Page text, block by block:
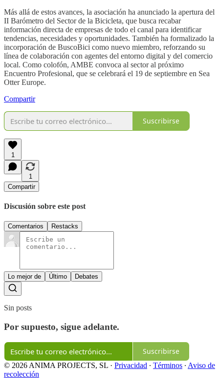
Más allá de estos avances, la asociación ha anunciado la apertura del
II Barómetro del Sector de la Bicicleta, que busca recabar
información directa de empresas de todo el canal para identificar
tendencias, necesidades y oportunidades. También ha formalizado la
incorporación de BuscoBici como nuevo miembro, reforzando su
línea de colaboración con agentes del entorno digital y del comercio
local. Como colofón, AMBE convoca al sector al próximo
Encuentro Profesional, que se celebrará el 19 de septiembre en Sea
Otter Europe.
Compartir
Suscribirse
1
1
Compartir
Discusión sobre este post
Comentarios Restacks
Lo mejor de Último Debates
Sin posts
Por supuesto, sigue adelante.
Suscribirse
© 2026 ANIMA PROJECTS, SL · Privacidad ∙ Términos ∙ Aviso de
recolección